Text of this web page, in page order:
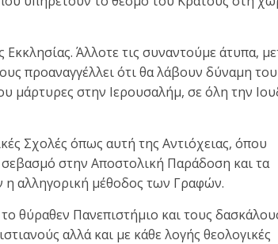
Άλλοτε τις συναντούμε άτυπα,
προαναγγέλλει ότι θα λάβουν δύναμη του
μάρτυρες στην Ιερουσαλήμ, σε όλη την
Σχολές όπως αυτή της Αντιόχειας, όπου
στην Αποστολική Παράδοση και τα
η αλληγορική μέθοδος των Γραφών.
θύραθεν Πανεπιστήμιο και τους
αλλά και με κάθε λογής θεολογικές